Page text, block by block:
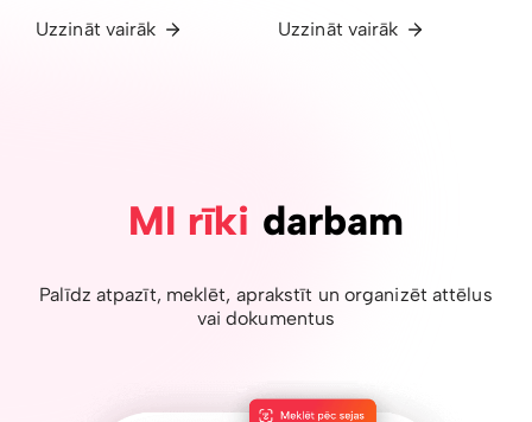
Uzzināt vairāk Uzzināt vairāk
MI rīki darbam
Palīdz atpazīt, meklēt, aprakstīt un organizēt attēlus
vai dokumentus